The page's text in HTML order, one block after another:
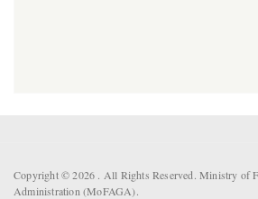
Copyright © 2026 . All Rights Reserved. Ministry of
Administration (MoFAGA).